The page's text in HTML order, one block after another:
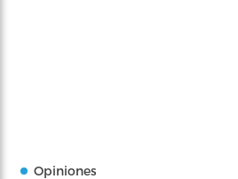
Opiniones